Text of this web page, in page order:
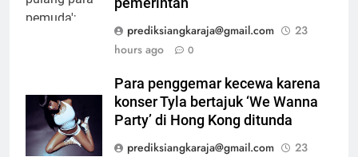
prediksiangkaraja@gmail.com
23
hours ago
0
Para penggemar kecewa karena
konser Tyla bertajuk ‘We Wanna
Party’ di Hong Kong ditunda
prediksiangkaraja@gmail.com
23